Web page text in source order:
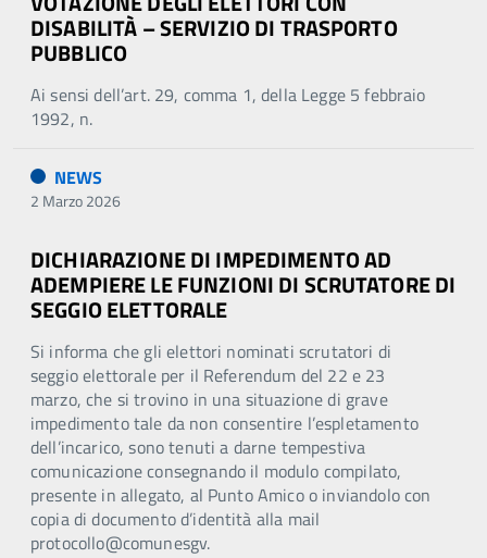
DISABILITÀ – SERVIZIO DI TRASPORTO
PUBBLICO
Ai sensi dell’art. 29, comma 1, della Legge 5 febbraio
1992, n.
NEWS
2 Marzo 2026
DICHIARAZIONE DI IMPEDIMENTO AD
ADEMPIERE LE FUNZIONI DI SCRUTATORE DI
SEGGIO ELETTORALE
Si informa che gli elettori nominati scrutatori di
seggio elettorale per il Referendum del 22 e 23
marzo, che si trovino in una situazione di grave
impedimento tale da non consentire l’espletamento
dell’incarico, sono tenuti a darne tempestiva
comunicazione consegnando il modulo compilato,
presente in allegato, al Punto Amico o inviandolo con
copia di documento d’identità alla mail
protocollo@comunesgv.